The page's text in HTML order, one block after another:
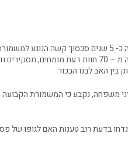
בין הצדדים, בני זוג לשעבר, מתנהל מזה כ- 5 שנים
בין האב לבנו הבכור.
משפחה, נקבע כי המשמורת
בדעת רוב טענות האם לגופו של